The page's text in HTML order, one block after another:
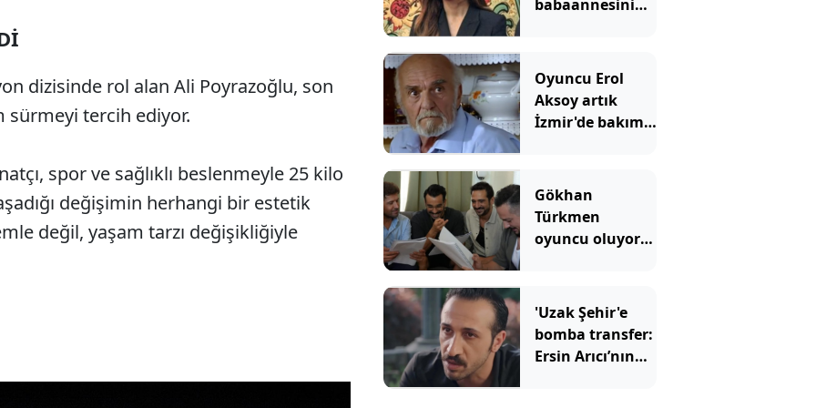
dizisinde rol alan Ali Poyrazoğlu, son
sürmeyi tercih ediyor.
spor ve sağlıklı beslenmeyle 25 kilo
değişimin herhangi bir estetik
değil, yaşam tarzı değişikliğiyle
babaannesini
Oyuncu Erol
Aksoy artık
İzmir'de bakım
Osman
amcasının son
hali ortaya çıktı
Gökhan
Türkmen
oyuncu oluyor:
katıldı
'Uzak Şehir'e
bomba transfer:
Ersin Arıcı’nın